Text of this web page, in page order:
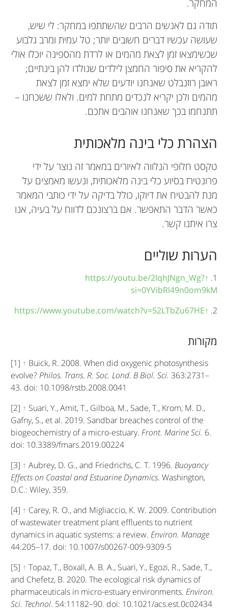
תודה גם לאנשים הרבים שהשתתפו במחקר: לי שיש,
שעושה עכשיו דברים חשובים יותר; טל עמית ומרב גלבוע
שכשימצאו זמן לצאת מהמים או לרדת מהספינה יוכלו אולי
להקריא את סיפור החמצן לילדים שנולדו להן בינתיים;
ראובן רוזנבלט שאנחנו יודעים שלא ימצא זמן לצאת
מהמים ולכן יקריא לנכדים מתחת למים. ולאלו ששכחנו –
תתנחמו בכך שאנחנו אוהבים אתכם.
הצהרת כלי בינה מלאכותית
טקסט חלופי הנלווה לאיורים במאמר זה נוצר על ידי
פרונטירז בסיוע כלי בינה מלאכותית, ונעשו מאמצים על
מנת להבטיח את דיוקו, כולל בדיקה על ידי כותבי המאמר
כאשר הדבר התאפשר. אם ברצונכם לדווח על בעיה, אנו
צרו איתנו קשר.
הערות שוליים
1.
↑
https://youtu.be/2lqhJNgn_Wg?
si=0YVibRl49n0om9kM
2.
↑
https://www.youtube.com/watch?v=52LTbZu67HE
מקורות
[1] ↑ Buick, R. 2008. When did oxygenic photosynthesis
evolve?Philos. Trans. R. Soc. Lond. B Biol. Sci. 363:2731–
43. doi: 10.1098/rstb.2008.0041
[2] ↑ Suari, Y., Amit, T., Gilboa, M., Sade, T., Krom, M. D.,
Gafny, S., et al. 2019. Sandbar breaches control of the
biogeochemistry of a micro-estuary.Front. Marine Sci. 6.
doi: 10.3389/fmars.2019.00224
[3] ↑ Aubrey, D. G., and Friedrichs, C. T. 1996.Buoyancy
Effects on Coastal and Estuarine Dynamics. Washington,
D.C.: Wiley, 359.
[4] ↑ Carey, R. O., and Migliaccio, K. W. 2009. Contribution
of wastewater treatment plant effluents to nutrient
dynamics in aquatic systems: a review.Environ. Manage
44:205–17. doi: 10.1007/s00267-009-9309-5
[5] ↑ Topaz, T., Boxall, A. B. A., Suari, Y., Egozi, R., Sade, T.,
and Chefetz, B. 2020. The ecological risk dynamics of
pharmaceuticals in micro-estuary environments.Environ.
Sci. Technol. 54:11182–90. doi: 10.1021/acs.est.0c02434